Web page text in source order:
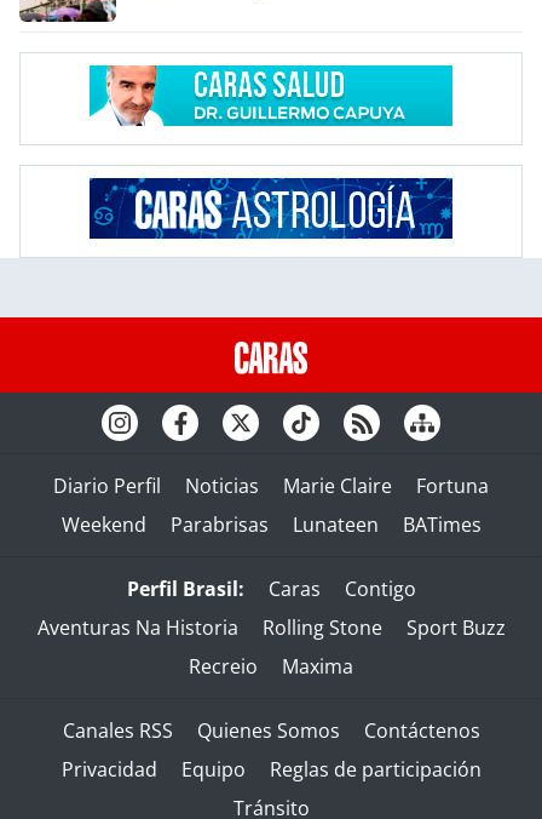
Diario Perfil Noticias Marie Claire
Fortuna
Weekend
Parabrisas Lunateen BATimes
Perfil Brasil: Caras
Contigo
Aventuras Na Historia
Rolling Stone
Sport Buzz
Recreio
Maxima
Canales RSS Quienes Somos
Contáctenos
Privacidad
Equipo
Reglas de participación
Tránsito